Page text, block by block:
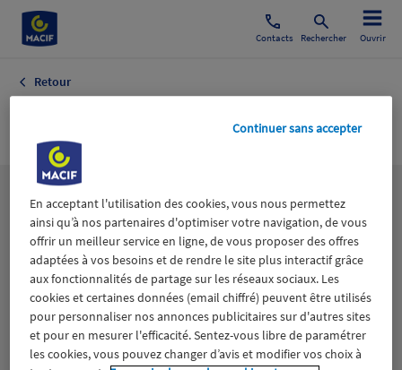
Contacts Rechercher Ouvrir
Retour
Lesthématiques
Aidants Catastrophes naturelles Climat
ESS
Expérience clients Fondation Macif Jeunesse
En acceptant l'utilisation des cookies, vous nous permettez
ainsi qu’à nos partenaires d'optimiser votre navigation, de vous
offrir un meilleur service en ligne, de vous proposer des offres
adaptées à vos besoins et de rendre le site plus interactif grâce
aux fonctionnalités de partage sur les réseaux sociaux. Les
cookies et certaines données (email chiffré) peuvent être utilisés
pour personnaliser nos annonces publicitaires sur d'autres sites
et pour en mesurer l'efficacité. Sentez-vous libre de paramétrer
les cookies, vous pouvez changer d’avis et modifier vos choix à
Continuer sans accepter